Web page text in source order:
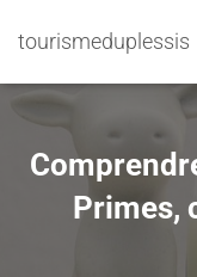
tourismeduplessis
Primes,